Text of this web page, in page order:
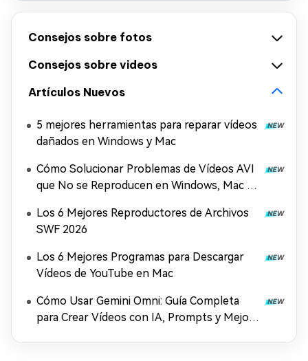
Consejos sobre fotos
Consejos sobre videos
Artículos Nuevos
5 mejores herramientas para reparar vídeos
dañados en Windows y Mac
Cómo Solucionar Problemas de Vídeos AVI
que No se Reproducen en Windows, Mac y
Los 6 Mejores Reproductores de Archivos
SWF 2026
Los 6 Mejores Programas para Descargar
Vídeos de YouTube en Mac
Cómo Usar Gemini Omni: Guía Completa
para Crear Vídeos con IA, Prompts y Mejora